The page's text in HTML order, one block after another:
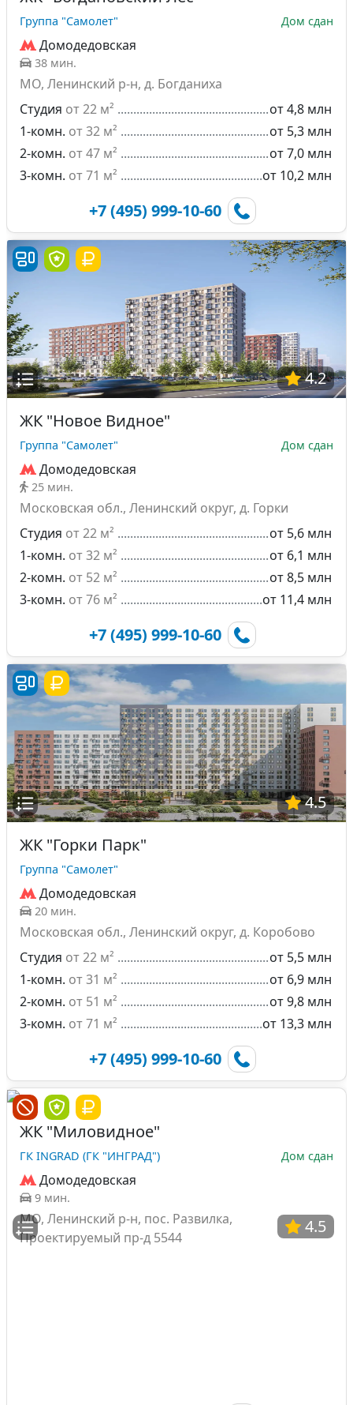
Группа "Самолет" Дом сдан
Домодедовская
38 мин.
МО, Ленинский р-н, д. Богданиха
Студия от 22 м²
от 4,8 млн
1-комн. от 32 м²
от 5,3 млн
2-комн. от 47 м²
от 7,0 млн
3-комн. от 71 м² от 10,2 млн
+7 (495) 999-10-60
4.2
ЖК "Новое Видное"
Группа "Самолет" Дом сдан
Домодедовская
25 мин.
Московская обл., Ленинский округ, д. Горки
Студия от 22 м²
от 5,6 млн
1-комн. от 32 м²
от 6,1 млн
2-комн. от 52 м²
от 8,5 млн
3-комн. от 76 м² от 11,4 млн
+7 (495) 999-10-60
4.5
ЖК "Горки Парк"
Группа "Самолет"
Домодедовская
20 мин.
Московская обл., Ленинский округ, д. Коробово
Студия от 22 м²
от 5,5 млн
1-комн. от 31 м²
от 6,9 млн
2-комн. от 51 м²
от 9,8 млн
3-комн. от 71 м² от 13,3 млн
+7 (495) 999-10-60
4.5
ЖК "Миловидное"
ГК INGRAD (ГК "ИНГРАД") Дом сдан
Домодедовская
9 мин.
МО, Ленинский р-н, пос. Развилка,
Проектируемый пр-д 5544